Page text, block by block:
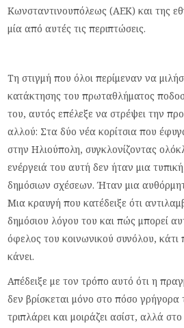
Κωνσταντινουπόλεως (ΑΕΚ) και της
μία από αυτές τις περιπτώσεις.
Τη στιγμή που όλοι περίμεναν να
κατάκτησης του πρωταθλήματος
του, αυτός επέλεξε να στρέψει την
αλλού: Στα δύο νέα κορίτσια που
στην Ηλιούπολη, συγκλονίζοντας
ενέργειά του αυτή δεν ήταν μια
δημόσιων σχέσεων. Ήταν μια
Μια κραυγή που κατέδειξε ότι
δημόσιου λόγου του και πώς μπορεί
όφελος του κοινωνικού συνόλου, κάτι
κάνει.
Απέδειξε με τον τρόπο αυτό ότι η
δεν βρίσκεται μόνο στο πόσο γρήγορα
τριπλάρει και μοιράζει ασίστ, αλλά